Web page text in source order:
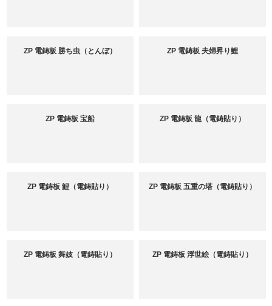
ZP 電鋳板 勝ち虫（とんぼ） ZP 電鋳板 夫婦昇り鯉
ZP 電鋳板 宝船 ZP 電鋳板 龍（電鋳貼り）
ZP 電鋳板 鯉（電鋳貼り） ZP 電鋳板 五重の塔（電鋳貼り）
ZP 電鋳板 舞妓（電鋳貼り） ZP 電鋳板 浮世絵（電鋳貼り）